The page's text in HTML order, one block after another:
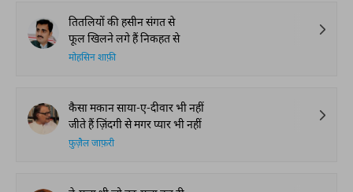
तितलियों की हसीन संगत से
फूल खिलने लगे हैं निकहत से
मोहसिन शाफ़ी
कैसा मकान साया-ए-दीवार भी नहीं
जीते हैं ज़िंदगी से मगर प्यार भी नहीं
फ़ुज़ैल जाफ़री